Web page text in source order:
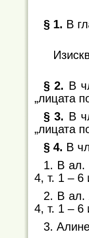
§ 1. В
§ 2. В
„лицата
§ 3. В
„лицата
§ 4. В
1. В ал.
4, т. 1 – 6
2. В ал.
4, т. 1 – 6
3.